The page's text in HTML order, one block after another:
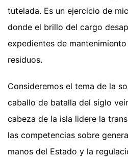
tutelada. Es un ejercicio de
donde el brillo del cargo
expedientes de
residuos.
Consideremos el tema de la
caballo de batalla del siglo
cabeza de la isla lidere la
las competencias sobre
manos del Estado y la